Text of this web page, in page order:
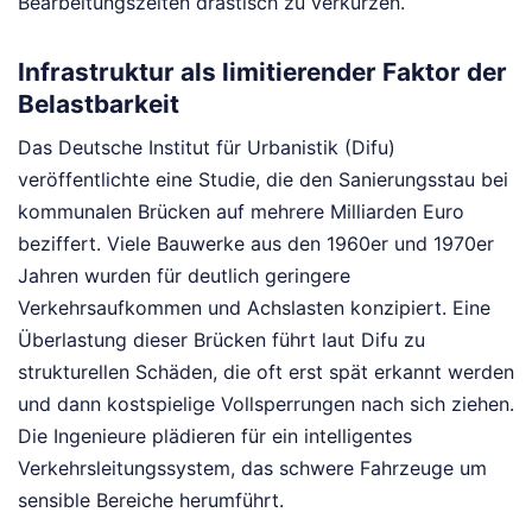
Infrastruktur als limitierender Faktor der
Belastbarkeit
Das Deutsche Institut für Urbanistik (Difu)
veröffentlichte eine Studie, die den Sanierungsstau bei
kommunalen Brücken auf mehrere Milliarden Euro
beziffert. Viele Bauwerke aus den 1960er und 1970er
Jahren wurden für deutlich geringere
Verkehrsaufkommen und Achslasten konzipiert. Eine
Überlastung dieser Brücken führt laut Difu zu
strukturellen Schäden, die oft erst spät erkannt werden
und dann kostspielige Vollsperrungen nach sich ziehen.
Die Ingenieure plädieren für ein intelligentes
Verkehrsleitungssystem, das schwere Fahrzeuge um
sensible Bereiche herumführt.